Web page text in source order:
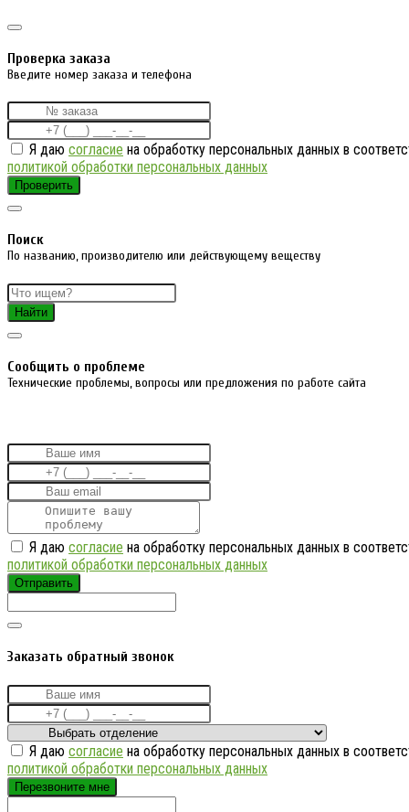
Проверка заказа
Введите номер заказа и телефона
Я даю согласие на обработку персональных данных в
политикой обработки персональных данных
Проверить
Поиск
По названию, производителю или действующему веществу
Найти
Cообщить о проблеме
Технические проблемы, вопросы или предложения по работе сайта
Я даю согласие на обработку персональных данных в
политикой обработки персональных данных
Отправить
Заказать обратный звонок
Я даю согласие на обработку персональных данных в
политикой обработки персональных данных
Перезвоните мне